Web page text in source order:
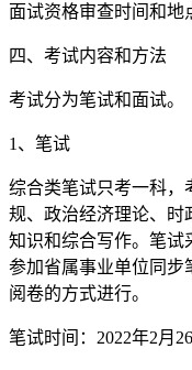
面试资格审查时间和地
四、考试内容和方法
考试分为笔试和面试。
1、笔试
综合类笔试只考一科，
规、政治经济理论、时
知识和综合写作。笔试
参加省属事业单位同步
阅卷的方式进行。
笔试时间：2022年2月